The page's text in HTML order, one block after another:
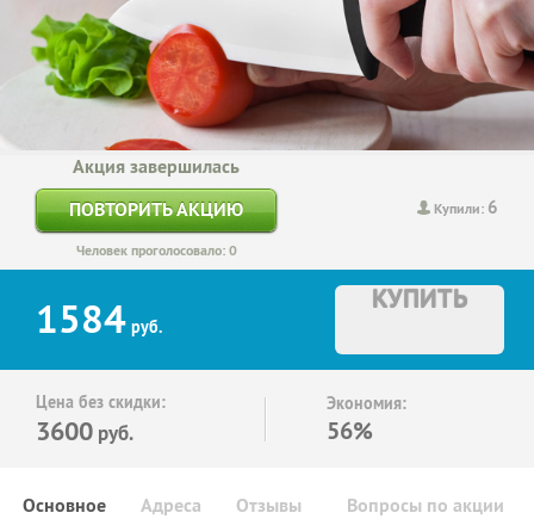
Купили: 6
Акция завершилась
ПОВТОРИТЬ АКЦИЮ
Человек проголосовало: 0
1584 руб.
КУПИТЬ
Цена без скидки:
3600 руб.
Экономия:
56%
Основное Отзывы Вопросы по акции
Адреса